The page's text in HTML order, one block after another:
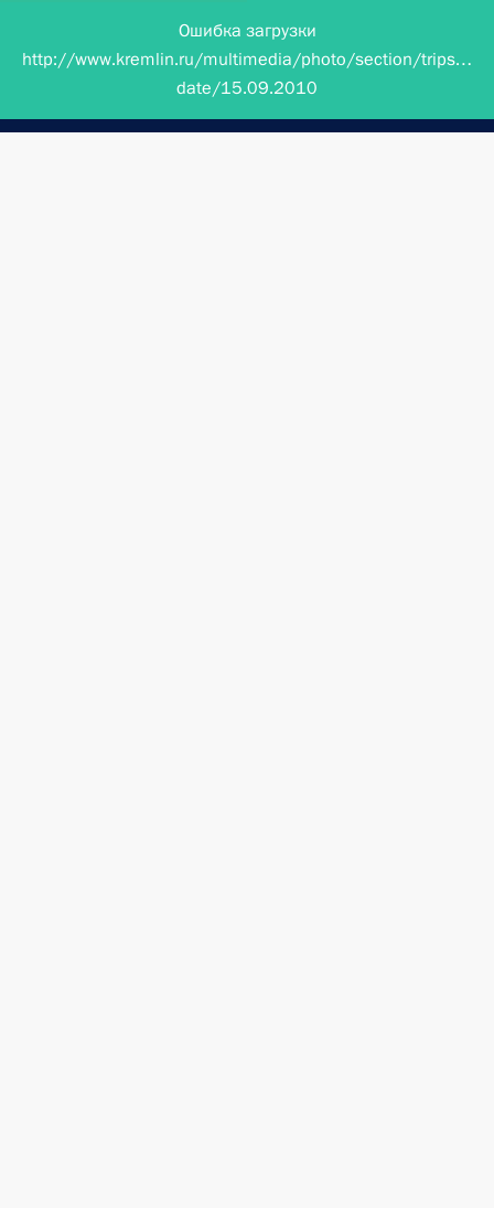
Президент России
Ошибка загрузки
http://www.kremlin.ru/multimedia/photo/section/trips/by-
date/15.09.2010